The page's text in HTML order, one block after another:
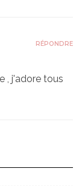
, j'adore tous
RÉPONDRE